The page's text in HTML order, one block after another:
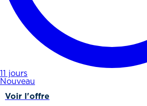
11 jours
Nouveau
Voir l'offre